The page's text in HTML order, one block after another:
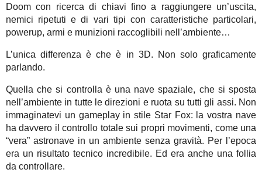
Doom con ricerca di chiavi fino a raggiungere un’uscita,
nemici ripetuti e di vari tipi con caratteristiche particolari,
powerup, armi e munizioni raccoglibili nell’ambiente…
L’unica differenza è che è in 3D. Non solo graficamente
parlando.
Quella che si controlla è una nave spaziale, che si sposta
nell’ambiente in tutte le direzioni e ruota su tutti gli assi. Non
immaginatevi un gameplay in stile Star Fox: la vostra nave
ha davvero il controllo totale sui propri movimenti, come una
“vera” astronave in un ambiente senza gravità. Per l’epoca
era un risultato tecnico incredibile. Ed era anche una follia
da controllare.